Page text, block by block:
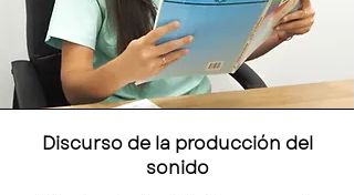
Discurso de la producción del
sonido